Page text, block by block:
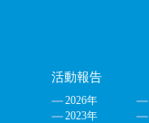
活動報告
2026年
2023年